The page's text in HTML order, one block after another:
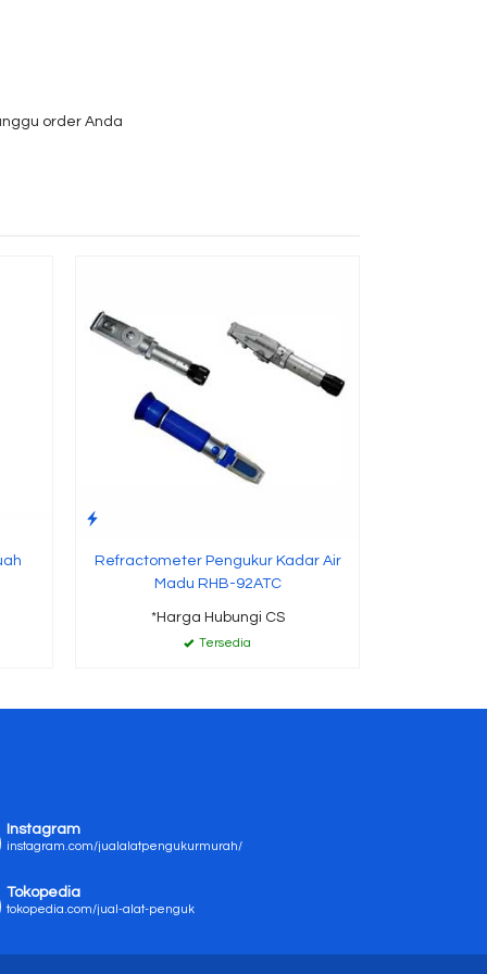
order Anda
Refractometer Pengukur Kadar Air
Madu RHB-92ATC
*Harga Hubungi CS
Tersedia
Instagram
instagram.com/jualalatpengukurmurah/
Tokopedia
tokopedia.com/jual-alat-penguk